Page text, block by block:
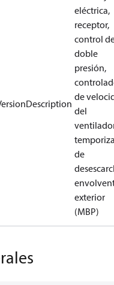
eléctrica,
receptor,
control
doble
presión,
de
del
de
exterior
(MBP)